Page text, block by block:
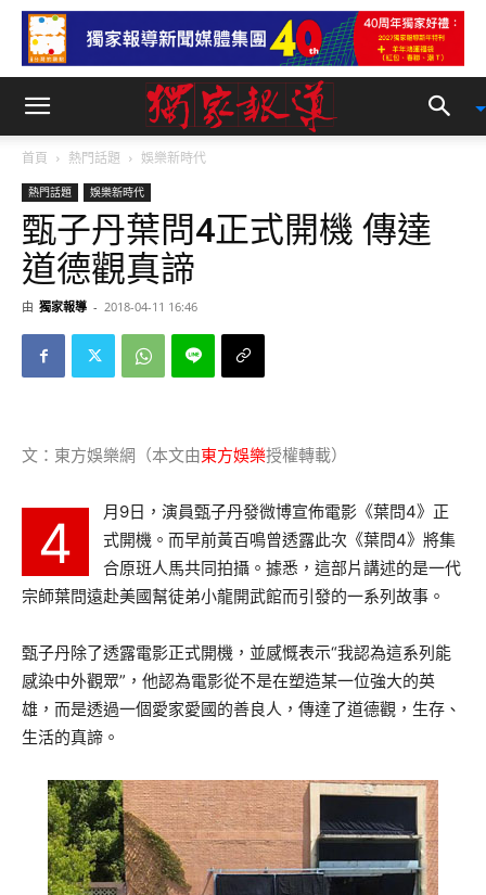
首頁 熱門話題 娛樂新時代
熱門話題 娛樂新時代
甄子丹葉問4正式開機 傳達
道德觀真諦
由 獨家報導 - 2018-04-11 16:46
文：東方娛樂網（本文由東方娛樂授權轉載）
4
月9日，演員甄子丹發微博宣佈電影《葉問4》正
式開機。而早前黃百鳴曾透露此次《葉問4》將集
合原班人馬共同拍攝。據悉，這部片講述的是一代
宗師葉問遠赴美國幫徒弟小龍開武館而引發的一系列故事。
甄子丹除了透露電影正式開機，並感慨表示“我認為這系列能
感染中外觀眾”，他認為電影從不是在塑造某一位強大的英
雄，而是透過一個愛家愛國的善良人，傳達了道德觀，生存、
生活的真諦。